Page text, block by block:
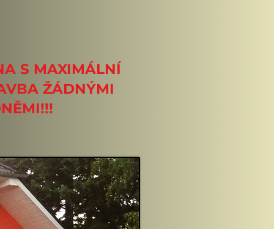
S MAXIMÁLNÍ
ŽÁDNÝMI